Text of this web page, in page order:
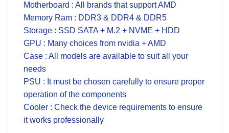
Motherboard : All brands that support AMD
Memory Ram : DDR3 & DDR4 & DDR5
Storage : SSD SATA + M.2 + NVME + HDD
GPU : Many choices from nvidia + AMD
Case : All models are available to suit all your
needs
PSU : It must be chosen carefully to ensure proper
operation of the components
Cooler : Check the device requirements to ensure
it works professionally